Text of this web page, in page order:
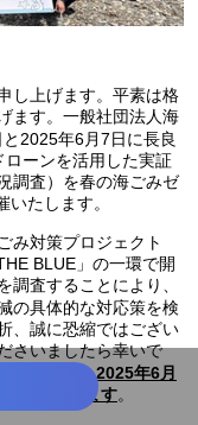
し上げます。平素は格
ます。一般社団法人海
2025年6月7日に長良
ローンを活用した実証
調査）を春の海ごみゼ
たします。
み対策プロジェクト
BLUE」の一環で開
調査することにより、
の具体的な対応策を検
、誠に恐縮ではござい
さいましたら幸いで
記入の上、2025年6月
申し上げます。